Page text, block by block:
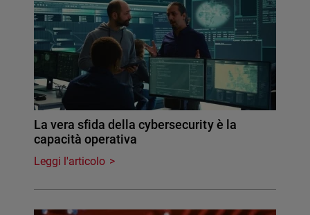
La vera sfida della cybersecurity è la
capacità operativa
Leggi l'articolo